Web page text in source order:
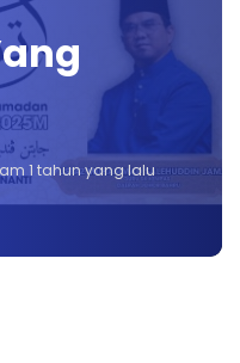
1 tahun yang lalu